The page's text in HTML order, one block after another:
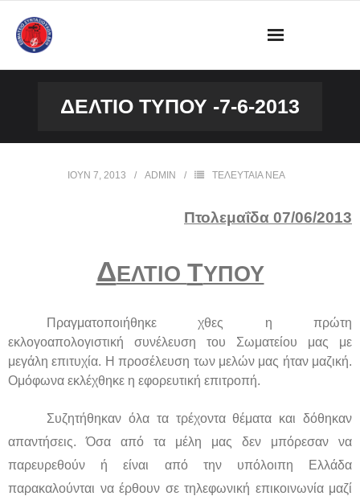
ΕΠΙΚΟΙΝΩΝΙΑ
ΔΕΛΤΙΟ ΤΥΠΟΥ -7-6-2013
ΙΟΎΝ 7, 2013 ADMIN ΤΕΛΕΥΤΑΙΑ ΝΕΑ
Πτολεμαΐδα 07/06/2013
ΔΕΛΤΙΟ ΤΥΠΟΥ
Πραγματοποιήθηκε χθες η πρώτη
εκλογοαπολογιστική συνέλευση του Σωματείου μας με
μεγάλη επιτυχία. Η προσέλευση των μελών μας ήταν μαζική.
Ομόφωνα εκλέχθηκε η εφορευτική επιτροπή.
Συζητήθηκαν όλα τα τρέχοντα θέματα και δόθηκαν
απαντήσεις. Όσα από τα μέλη μας δεν μπόρεσαν να
παρευρεθούν ή είναι από την υπόλοιπη Ελλάδα
παρακαλούνται να έρθουν σε τηλεφωνική επικοινωνία μαζί